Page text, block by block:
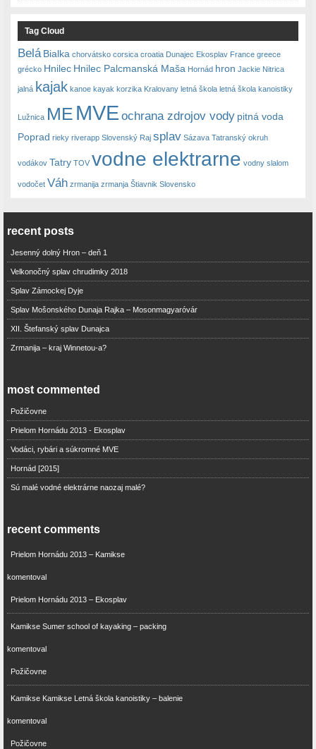
Tag Cloud
Belá Bialka chorvátsko corsica croatia Dunajec Ekosplav France greece
grécko Hnilec Hnilec Palcmanská Maša Hornád hron Jackie Nitrica
jalná kajak kanoe kayak korzika Kralovany letná škola letná škola kanoistiky
Lužnica ME MVE ochrana zdrojov vody pitná voda
Poprad rieky riverapp Slovenský Raj splav Sázava Tatranský okruh
vodákov Tatry TOV vodne elektrarne vodny slalom
vodočet Váh zrmanija zrmanja Štiavnik Slovensko
recent posts
Jesenný dolný Hron – deň 1
Velkonočný splav chrudimky 2018
Splav Zámockej Dyje
Splav Mošonského Dunaja Rajka – Mosonmagyaróvár
XII. Štefanský splav Dunajca
Zrmanija – kraj Winnetou-a?
most commented
Požičovne
Prielom Hornádu 2013 - Ekosplav
Vodáci, rybári a súkromné MVE
Hornád [2015]
Sú malé vodné elektrárne naozaj malé?
recent comments
Prielom Hornádu 2013 – Kamikse
komentoval
Prielom Hornádu 2013 – Ekosplav
Kamikse Sumer school of kayaking – packing
komentoval
Požičovne
Kamikse Kamikse Letná škola kanoistiky – balenie
komentoval
Požičovne